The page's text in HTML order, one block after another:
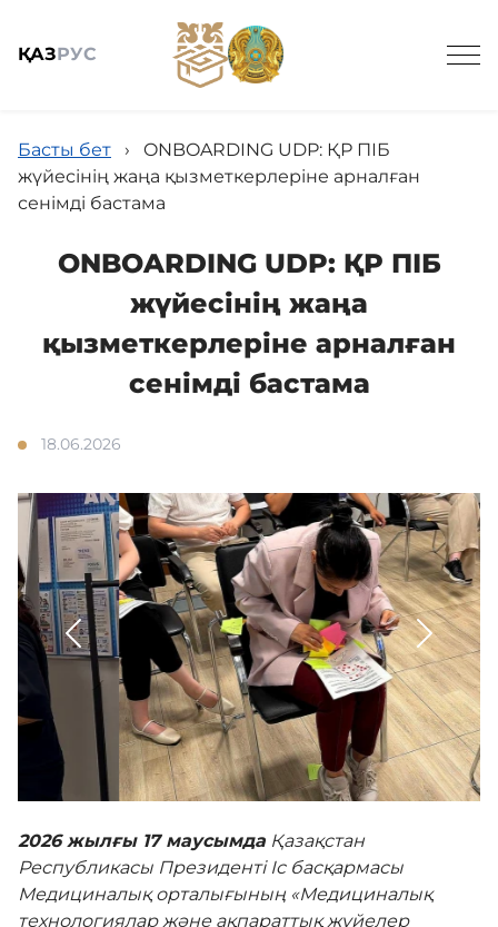
ҚАЗРУС
Жалпы мәлімет
Әділдік алаңы
Корпоративтік мәдениет
Адалдық алаңы
Бірыңғай сөздік
Нашар көретіндерге
арналған нұсқа
Басты бет ›
ONBOARDING UDP: ҚР ПІБ
жүйесінің жаңа қызметкерлеріне арналған
сенімді бастама
ONBOARDING UDP: ҚР ПІБ
жүйесінің жаңа
қызметкерлеріне арналған
сенімді бастама
18.06.2026
2026 жылғы 17 маусымда Қазақстан
Республикасы Президенті Іс басқармасы
Медициналық орталығының «Медициналық
технологиялар және ақпараттық жүйелер